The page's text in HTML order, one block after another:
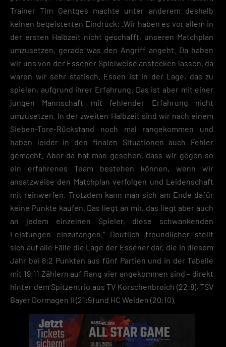
Trainer Tim Gentges machte unter anderem deshalb
keinen begeisterten Eindruck: „Wir haben es vor allem in
der ersten Halbzeit nicht geschafft, unseren Matchplan
umzusetzen, gerade was den Angriff angeht. Da haben
wir uns von der Essener Spielweise anstecken lassen, da
waren wir sehr statisch. Essen ist in der Lage, das zu
spielen, aufgrund ihrer Erfahrung. Das ist aber mit einer
jungen Mannschaft mit fehlender Erfahrung nicht
umzusetzen. In der zweiten Halbzeit sind wir nach einem
Sieben-Tore-Rückstand noch mal rangekommen und
haben leider in den finalen Situationen auch Fehler
gemacht. Aber da hat man gesehen, dass wir gegen so
ein erfahrenes Team bestehen können, wenn wir
ansatzweise den Matchplan verfolgen und Leidenschaft
mit reinwerfen. Trotzdem kann man sich am Ende dafür
keine Punkte kaufen. Das liegt an mir, das liegt aber auch
an jedem einzelnen Spieler, diese schwankenden
Leistungen einzufangen.“ Deutlich freundlicher stellt
sich auf alle Fälle die Lage der Essener dar, die in diesem
Jahr bei 8:2 Punkten aus fünf Partien und in der Tabelle
mit 19;11 Zählern auf Rang vier angekommen sind – direkt
hinter dem Spitzentrio aus TV Korschenbroich (22:8), TSV
Bayer Dormagen II (21:9) und HC Weiden (20:10).